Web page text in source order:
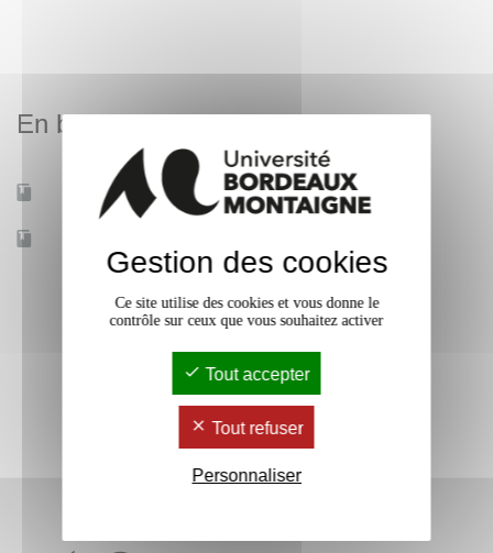
En bref
Mobilité d'études Oui
Gestion des cookies
Ce site utilise des cookies et vous donne le
contrôle sur ceux que vous souhaitez activer
Tout accepter
Tout refuser
Personnaliser